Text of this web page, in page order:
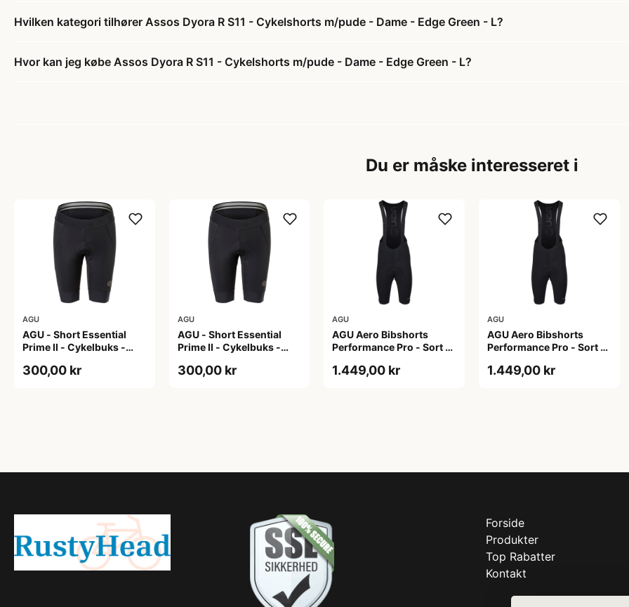
Hvilken kategori tilhører Assos Dyora R S11 - Cykelshorts m/pude - Dame - Edge Green - L?
Hvor kan jeg købe Assos Dyora R S11 - Cykelshorts m/pude - Dame - Edge Green - L?
Du er måske interesseret i
AGU
AGU - Short Essential
Prime II - Cykelbuks -
300,00 kr
AGU
AGU - Short Essential
Prime II - Cykelbuks -
300,00 kr
AGU
AGU Aero Bibshorts
Performance Pro - Sort -
1.449,00 kr
AGU
AGU Aero Bibshorts
Performance Pro - Sort -
1.449,00 kr
Forside
Produkter
Top Rabatter
Kontakt